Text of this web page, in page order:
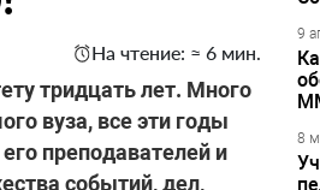
На чтение: ≈ 6 мин.
тридцать лет. Много
вуза, все эти годы
преподавателей и
событий, дел,
9
8